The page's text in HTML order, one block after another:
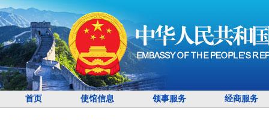
首页 使馆信息 领事服务 经商服务